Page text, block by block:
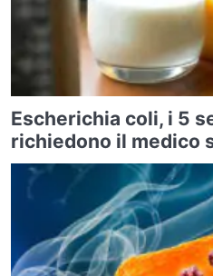
Escherichia coli, i 5
richiedono il medico